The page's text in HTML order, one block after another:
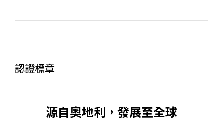
認證標章
源自奧地利，發展至全球